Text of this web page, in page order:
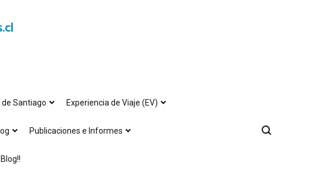
de Santiago Experiencia de Viaje (EV)
Publicaciones e Informes